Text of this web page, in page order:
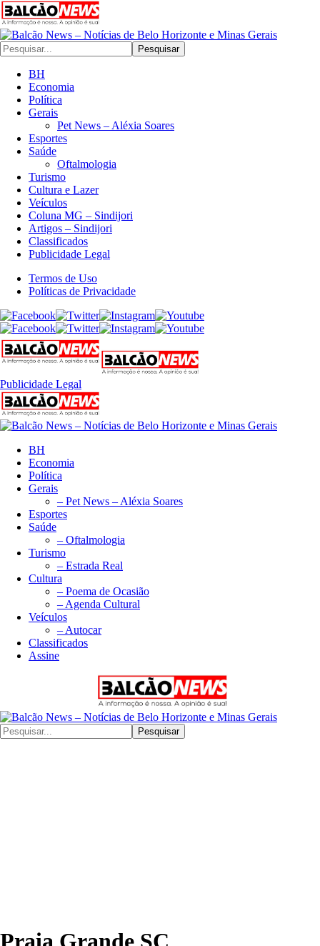
Pesquisar
BH
Economia
Política
Gerais
Pet News – Aléxia Soares
Esportes
Saúde
Oftalmologia
Turismo
Cultura e Lazer
Veículos
Coluna MG – Sindijori
Artigos – Sindijori
Classificados
Publicidade Legal
Termos de Uso
Políticas de Privacidade
Publicidade Legal
BH
Economia
Política
Gerais
– Pet News – Aléxia Soares
Esportes
Saúde
– Oftalmologia
Turismo
– Estrada Real
Cultura
– Poema de Ocasião
– Agenda Cultural
Veículos
– Autocar
Classificados
Assine
Pesquisar